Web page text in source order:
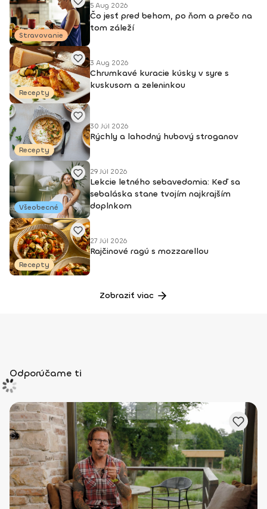
Stravovanie
5 Aug 2026
Čo jesť pred behom, po ňom a prečo na
tom záleží
Recepty
3 Aug 2026
Chrumkavé kuracie kúsky v syre s
kuskusom a zeleninkou
Recepty
30 Júl 2026
Rýchly a lahodný hubový stroganov
Všeobecné
29 Júl 2026
Lekcie letného sebavedomia: Keď sa
sebaláska stane tvojím najkrajším
doplnkom
Recepty
27 Júl 2026
Rajčinové ragú s mozzarellou
Zobraziť viac
Odporúčame ti